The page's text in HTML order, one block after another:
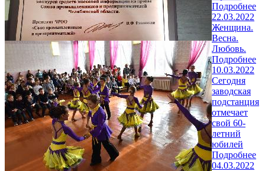
Подробнее
22.03.2022
Женщина.
Весна.
Любовь.
Подробнее
10.03.2022
Сегодня
заводская
подстанция
отмечает
свой 60-
летний
юбилей
Подробнее
04.03.2022